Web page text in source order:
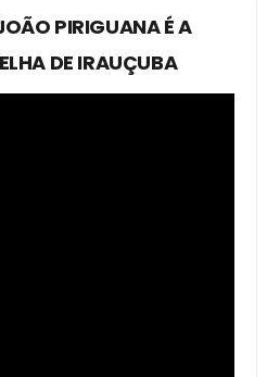
PIRIGUANA É A
DE IRAUÇUBA